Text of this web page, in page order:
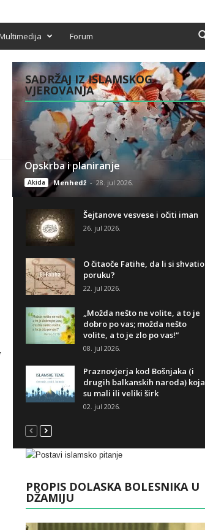
Forum
SADRŽAJ IZ ISLAMSKOG
VJEROVANJA
Opskrba i planiranje
Akida Menhedž - 28. jul 2026.
Šejtanove vesvese i očiti iman
26. jul 2026.
O čitaoče Fatihe, da li si shvatio
poruku?
22. jul 2026.
„Možda nešto ne volite, a to je
dobro po vas; možda nešto
volite, a to je zlo po vas!“
08. jul 2026.
Praznovjerja kod Bošnjaka (i
drugih balkanskih naroda) koja
su mali ili veliki širk
02. jul 2026.
PROPIS DOLASKA BOLESNIKA U
DŽAMIJU